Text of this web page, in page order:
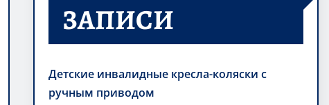
ЗАПИСИ
Детские инвалидные кресла-коляски с
ручным приводом